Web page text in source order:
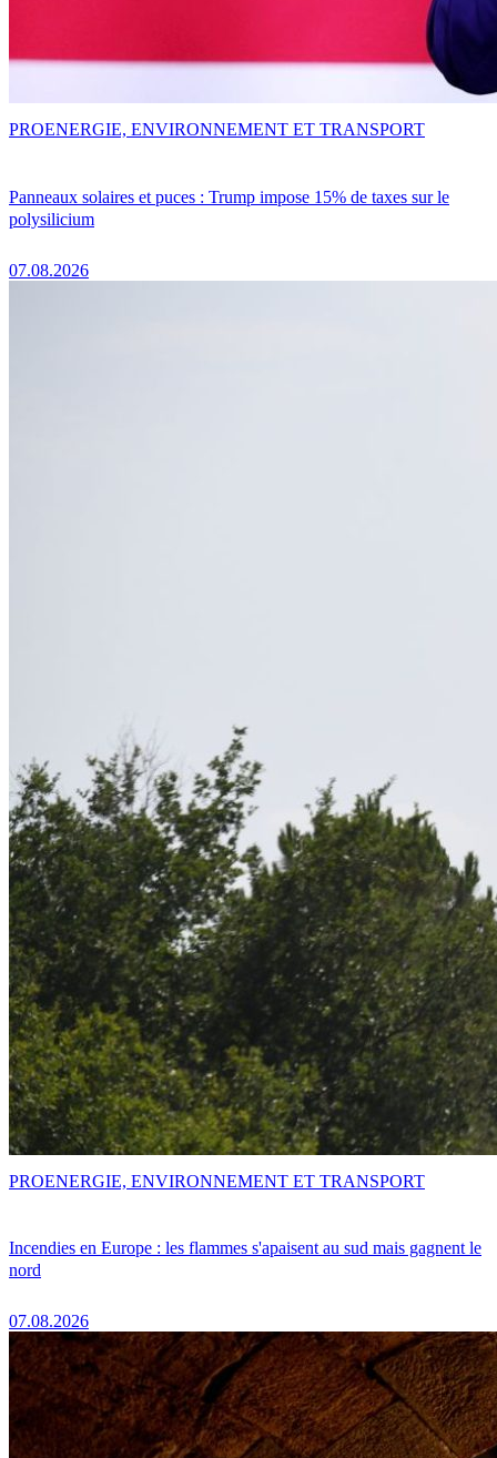
Panneaux solaires et puces : Trump impose 15% de taxes sur le
polysilicium
07.08.2026
PROENERGIE, ENVIRONNEMENT ET TRANSPORT
Incendies en Europe : les flammes s'apaisent au sud mais gagnent le
nord
07.08.2026
PROENERGIE, ENVIRONNEMENT ET TRANSPORT